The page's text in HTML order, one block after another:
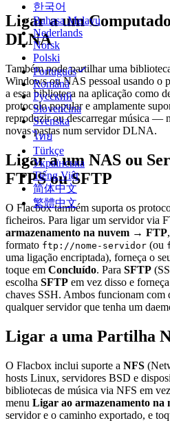
한국어
Bahasa Melayu
Nederlands
Norsk
Polski
Português
Română
Русский
Slovenčina
Svenska
ไทย
Türkçe
Українська
Tiếng Việt
简体中文
繁體中文
Ligar a um
DLNA
Também pode partilhar uma
Windows ou NAS pessoal usando o
a essa biblioteca na aplicação como
protocolo popular e amplamente
reproduzir ou descarregar música —
novas pastas num servidor DLNA.
Ligar a um NAS ou
FTPS ou SFTP
O Flacbox também suporta os
ficheiros. Para ligar um servidor via
armazenamento na nuvem → FTP
formato ftp://nome-servidor (ou
uma ligação encriptada), forneça o
toque em Concluído. Para SFTP
escolha SFTP em vez disso e
chaves SSH. Ambos funcionam
qualquer servidor que tenha um
Ligar a uma Partilha
O Flacbox inclui suporte a NFS
hosts Linux, servidores BSD e
bibliotecas de música via NFS em
menu Ligar ao armazenamento na
servidor e o caminho exportado, e